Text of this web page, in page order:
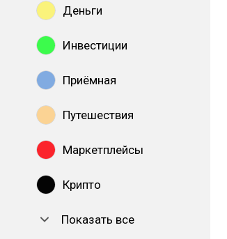
Деньги
Инвестиции
Приёмная
Путешествия
Маркетплейсы
Крипто
Показать все